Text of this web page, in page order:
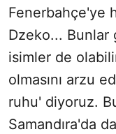
Fenerbahçe'ye
Dzeko... Bunlar
isimler de
olmasını arzu
ruhu' diyoruz.
Samandıra'da